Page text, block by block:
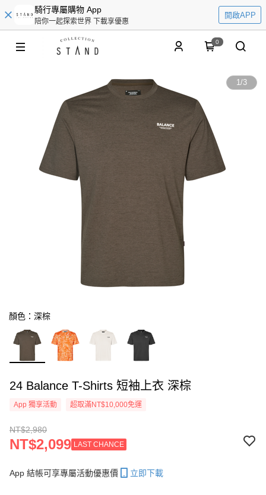
騎行專屬購物 App
陪你一起探索世界 下載享優惠
開啟APP
0
1/3
顏色：深棕
24 Balance T-Shirts 短袖上衣 深棕
App 獨享活動 超取滿NT$10,000免運
NT$2,980
NT$2,099 LAST CHANCE
App 結帳可享專屬活動優惠價 立即下載